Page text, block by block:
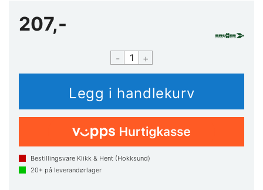
207,-
- +
Bestillingsvare Klikk & Hent (Hokksund)
20+ på leverandørlager